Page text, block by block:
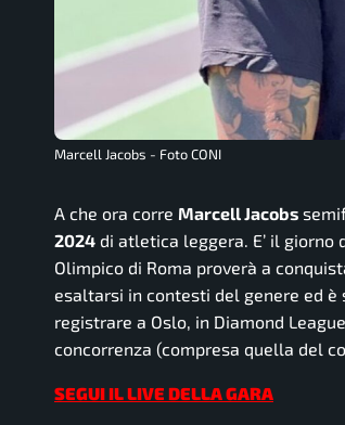
Marcell Jacobs - Foto CONI
A che ora corre Marcell Jacobs
2024 di atletica leggera. E’ il
Olimpico di Roma proverà a
esaltarsi in contesti del genere ed
registrare a Oslo, in Diamond
concorrenza (compresa quella del
SEGUI IL LIVE DELLA GARA